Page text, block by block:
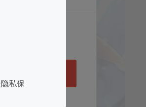
隐私保